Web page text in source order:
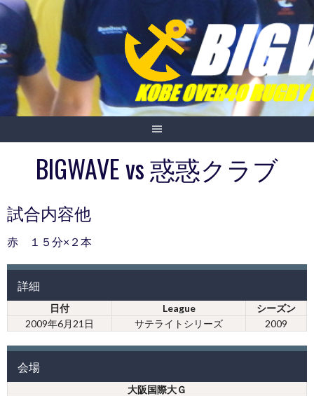
Skip
content
BIGWAVE vs 惑惑クラブ
試合内容他
赤 １５分×２本
詳細
日付 League
シーズン
2009年6月21日
サテライトシリーズ 2009
会場
大阪国際大Ｇ